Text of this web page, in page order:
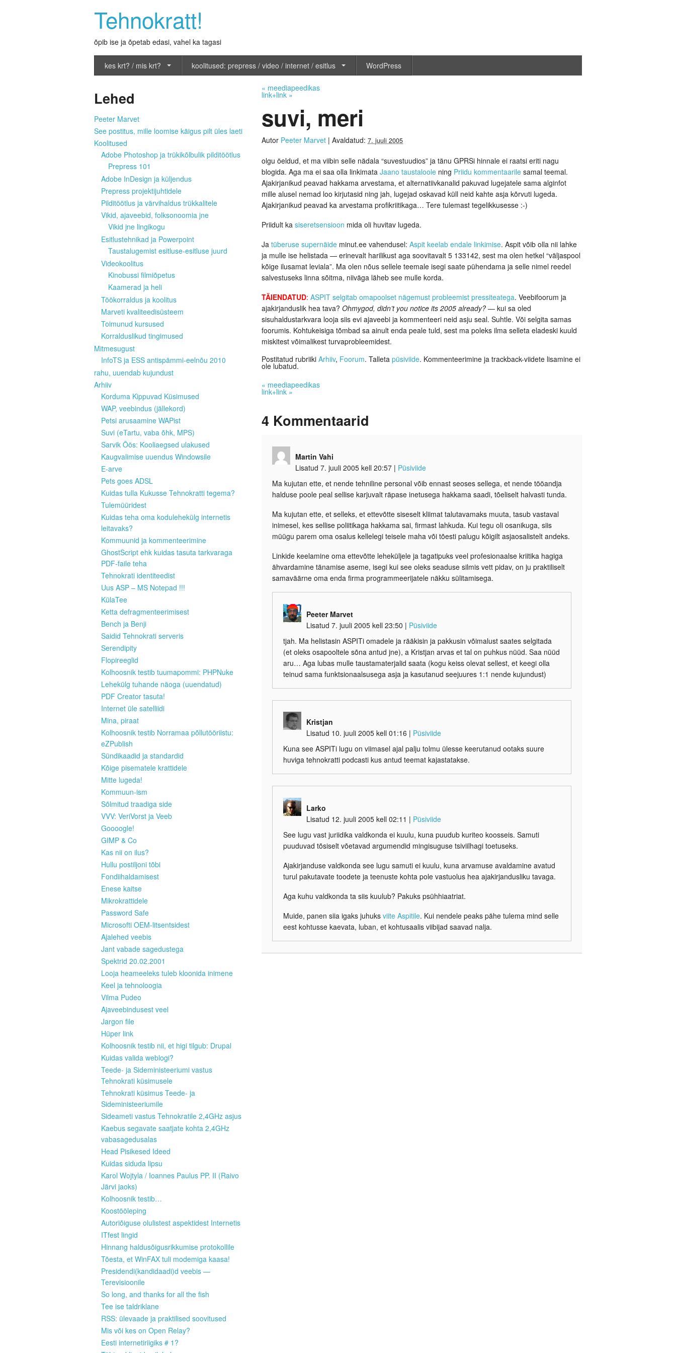
Tehnokratt!
õpib ise ja õpetab edasi, vahel ka tagasi
kes krt? / mis krt? koolitused: prepress / video / internet / esitlus WordPress
« meediapeedikas
link+link »
suvi, meri
Autor Peeter Marvet |Avaldatud:7. juuli 2005
olgu öeldud, et ma viibin selle nädala “suvestuudios” ja tänu GPRSi hinnale ei raatsi eriti nagu
blogida. Aga ma ei saa olla linkimataJaano taustaloole ning Priidu kommentaarile samal teemal.
Ajakirjanikud peavad hakkama arvestama, et alternatiivkanalid pakuvad lugejatele sama alginfot
mille alusel nemad loo kirjutasid ning jah, lugejad oskavad küll neid kahte asja kõrvuti lugeda.
Ajakirjanikud peavad ka arvestama profikriitikaga… Tere tulemast tegelikkusesse :-)
Priidult kasiseretsensioon mida oli huvitav lugeda.
Jatüberuse supernäide minut.ee vahendusel:Aspit keelab endale linkimise. Aspit võib olla nii lahke
ja mulle ise helistada — erinevalt harilikust aga soovitavalt 5 133142, sest ma olen hetkel “väljaspool
kõige ilusamat leviala”. Ma olen nõus sellele teemale isegi saate pühendama ja selle nimel reedel
salvestuseks linna sõitma, niiväga läheb see mulle korda.
TÄIENDATUD:ASPIT selgitab omapoolset nägemust probleemist pressiteatega. Veebifoorum ja
ajakirjanduslik hea tava?Ohmygod, didn’t you notice its 2005 already? — kui sa oled
sisuhaldustarkvara looja siis evi ajaveebi ja kommenteeri neid asju seal. Suhtle. Või selgita samas
foorumis. Kohtukeisiga tõmbad sa ainult enda peale tuld, sest ma poleks ilma selleta eladeski kuuld
miskitest võimalikest turvaprobleemidest.
Postitatud rubriikiArhiiv, Foorum. Talletapüsiviide. Kommenteerimine ja trackback-viidete lisamine ei
ole lubatud.
« meediapeedikas
link+link »
4 Kommentaarid
Martin Vahi
Lisatud 7. juuli 2005 kell 20:57 | Püsiviide
Ma kujutan ette, et nende tehniline personal võib ennast seoses sellega, et nende tööandja
halduse poole peal sellise karjuvalt räpase inetusega hakkama saadi, tõeliselt halvasti tunda.
Ma kujutan ette, et selleks, et ettevõtte siseselt kliimat talutavamaks muuta, tasub vastaval
inimesel, kes sellise poliitikaga hakkama sai, firmast lahkuda. Kui tegu oli osanikuga, siis
müügu parem oma osalus kellelegi teisele maha või tõesti palugu kõigilt asjaosalistelt andeks.
Linkide keelamine oma ettevõtte leheküljele ja tagatipuks veel profesionaalse kriitika hagiga
ähvardamine tänamise aseme, isegi kui see oleks seaduse silmis vett pidav, on ju praktiliselt
samaväärne oma enda firma programmeerijatele näkku sülitamisega.
Peeter Marvet
Lisatud 7. juuli 2005 kell 23:50 | Püsiviide
tjah. Ma helistasin ASPITi omadele ja rääkisin ja pakkusin võimalust saates selgitada
(et oleks osapooltele sõna antud jne), a Kristjan arvas et tal on puhkus nüüd. Saa nüüd
aru… Aga lubas mulle taustamaterjalid saata (kogu keiss olevat sellest, et keegi olla
teinud sama funktsionaalsusega asja ja kasutanud seejuures 1:1 nende kujundust)
Kristjan
Lisatud 10. juuli 2005 kell 01:16 | Püsiviide
Kuna see ASPITi lugu on viimasel ajal palju tolmu ülesse keerutanud ootaks suure
huviga tehnokratti podcasti kus antud teemat kajastatakse.
Larko
Lisatud 12. juuli 2005 kell 02:11 | Püsiviide
See lugu vast juriidika valdkonda ei kuulu, kuna puudub kuriteo koosseis. Samuti
puuduvad tõsiselt võetavad argumendid mingisuguse tsiviilhagi toetuseks.
Ajakirjanduse valdkonda see lugu samuti ei kuulu, kuna arvamuse avaldamine avatud
turul pakutavate toodete ja teenuste kohta pole vastuolus hea ajakirjandusliku tavaga.
Aga kuhu valdkonda ta siis kuulub? Pakuks psühhiaatriat.
Muide, panen siia igaks juhuksviite Aspitile. Kui nendele peaks pähe tulema mind selle
eest kohtusse kaevata, luban, et kohtusaalis viibijad saavad nalja.
Lehed
Peeter Marvet
See postitus, mille loomise käigus pilt üles laeti
Koolitused
Adobe Photoshop ja trükikõlbulik pilditöötlus
Prepress 101
Adobe InDesign ja küljendus
Prepress projektijuhtidele
Pilditöötlus ja värvihaldus trükkalitele
Vikid, ajaveebid, folksonoomia jne
Vikid jne lingikogu
Esitlustehnikad ja Powerpoint
Taustalugemist esitluse-esitluse juurd
Videokoolitus
Kinobussi filmiõpetus
Kaamerad ja heli
Töökorraldus ja koolitus
Marveti kvaliteedisüsteem
Toimunud kursused
Korralduslikud tingimused
Mitmesugust
InfoTS ja ESS antispämmi-eelnõu 2010
rahu, uuendab kujundust
Arhiiv
Korduma Kippuvad Küsimused
WAP, veebindus (jällekord)
Petsi arusaamine WAPist
Suvi (eTartu, vaba õhk, MPS)
Sarvik Öös: Kooliaegsed ulakused
Kaugvalimise uuendus Windowsile
E-arve
Pets goes ADSL
Kuidas tulla Kukusse Tehnokratti tegema?
Tulemüüridest
Kuidas teha oma kodulehekülg internetis
leitavaks?
Kommuunid ja kommenteerimine
GhostScript ehk kuidas tasuta tarkvaraga
PDF-faile teha
Tehnokrati identiteedist
Uus ASP – MS Notepad !!!
KülaTee
Ketta defragmenteerimisest
Bench ja Benji
Saidid Tehnokrati serveris
Serendipity
Flopireeglid
Kolhoosnik testib tuumapommi: PHPNuke
Lehekülg tuhande näoga (uuendatud)
PDF Creator tasuta!
Internet üle satelliidi
Mina, piraat
Kolhoosnik testib Norramaa põllutööriistu:
eZPublish
Sündikaadid ja standardid
Kõige pisematele krattidele
Mitte lugeda!
Kommuun-ism
Sõlmitud traadiga side
VVV: VeriVorst ja Veeb
Goooogle!
GIMP & Co
Kas nii on ilus?
Hullu postiljoni tõbi
Fondiihaldamisest
Enese kaitse
Mikrokrattidele
Password Safe
Microsofti OEM-litsentsidest
Ajalehed veebis
Jant vabade sagedustega
Spektrid 20.02.2001
Looja heameeleks tuleb kloonida inimene
Keel ja tehnoloogia
Vilma Pudeo
Ajaveebindusest veel
Jargon file
Hüper link
Kolhoosnik testib nii, et higi tilgub: Drupal
Kuidas valida weblogi?
Teede- ja Sideministeeriumi vastus
Tehnokrati küsimusele
Tehnokrati küsimus Teede- ja
Sideministeeriumile
Sideameti vastus Tehnokratile 2,4GHz asjus
Kaebus segavate saatjate kohta 2,4GHz
vabasagedusalas
Head Pisikesed Ideed
Kuidas siduda lipsu
Karol Wojtyla / Ioannes Paulus PP. II (Raivo
Järvi jaoks)
Kolhoosnik testib…
Koostööleping
Autoriõiguse olulistest aspektidest Internetis
ITfest lingid
Hinnang haldusõigusrikkumise protokollile
Tõesta, et WinFAX tuli modemiga kaasa!
Presidendi(kandidaadi)d veebis —
Terevisioonile
So long, and thanks for all the fish
Tee ise taldriklane
RSS: ülevaade ja praktilised soovitused
Mis või kes on Open Relay?
Eesti internetiriigiks # 1?